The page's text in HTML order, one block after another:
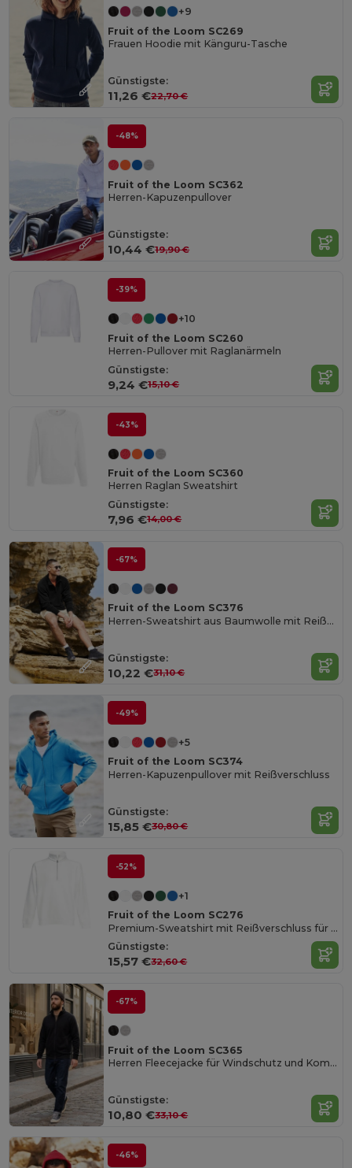
+9
Fruit of the Loom SC269
Frauen Hoodie mit Känguru-Tasche
Günstigste:
11,26 €22,70 €
-48%
Fruit of the Loom SC362
Herren-Kapuzenpullover
Günstigste:
10,44 €19,90 €
-39%
+10
Fruit of the Loom SC260
Herren-Pullover mit Raglanärmeln
Günstigste:
9,24 €15,10 €
-43%
Fruit of the Loom SC360
Herren Raglan Sweatshirt
Günstigste:
7,96 €14,00 €
-67%
Fruit of the Loom SC376
Herren-Sweatshirt aus Baumwolle mit Reißverschluss
Günstigste:
10,22 €31,10 €
-49%
+5
Fruit of the Loom SC374
Herren-Kapuzenpullover mit Reißverschluss
Günstigste:
15,85 €30,80 €
-52%
+1
Fruit of the Loom SC276
Premium-Sweatshirt mit Reißverschluss für Herren
Günstigste:
15,57 €32,60 €
-67%
Fruit of the Loom SC365
Herren Fleecejacke für Windschutz und Komfort
Günstigste:
10,80 €33,10 €
-46%